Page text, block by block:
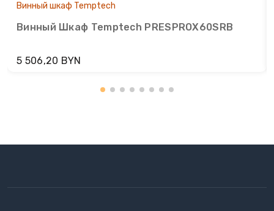
Винный шкаф Temptech
Винный Шкаф Temptech PRESPROX60SRB
5 506,20 BYN